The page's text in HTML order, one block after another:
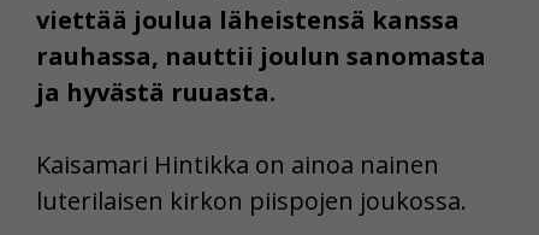
viettää joulua läheistensä kanssa
rauhassa, nauttii joulun sanomasta
ja hyvästä ruuasta.
Kaisamari Hintikka on ainoa nainen
luterilaisen kirkon piispojen joukossa.